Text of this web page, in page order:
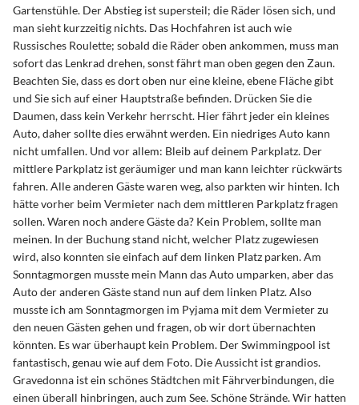
Gartenstühle. Der Abstieg ist supersteil; die Räder lösen sich, und
man sieht kurzzeitig nichts. Das Hochfahren ist auch wie
Russisches Roulette; sobald die Räder oben ankommen, muss man
sofort das Lenkrad drehen, sonst fährt man oben gegen den Zaun.
Beachten Sie, dass es dort oben nur eine kleine, ebene Fläche gibt
und Sie sich auf einer Hauptstraße befinden. Drücken Sie die
Daumen, dass kein Verkehr herrscht. Hier fährt jeder ein kleines
Auto, daher sollte dies erwähnt werden. Ein niedriges Auto kann
nicht umfallen. Und vor allem: Bleib auf deinem Parkplatz. Der
mittlere Parkplatz ist geräumiger und man kann leichter rückwärts
fahren. Alle anderen Gäste waren weg, also parkten wir hinten. Ich
hätte vorher beim Vermieter nach dem mittleren Parkplatz fragen
sollen. Waren noch andere Gäste da? Kein Problem, sollte man
meinen. In der Buchung stand nicht, welcher Platz zugewiesen
wird, also konnten sie einfach auf dem linken Platz parken. Am
Sonntagmorgen musste mein Mann das Auto umparken, aber das
Auto der anderen Gäste stand nun auf dem linken Platz. Also
musste ich am Sonntagmorgen im Pyjama mit dem Vermieter zu
den neuen Gästen gehen und fragen, ob wir dort übernachten
könnten. Es war überhaupt kein Problem. Der Swimmingpool ist
fantastisch, genau wie auf dem Foto. Die Aussicht ist grandios.
Gravedonna ist ein schönes Städtchen mit Fährverbindungen, die
einen überall hinbringen, auch zum See. Schöne Strände. Wir hatten